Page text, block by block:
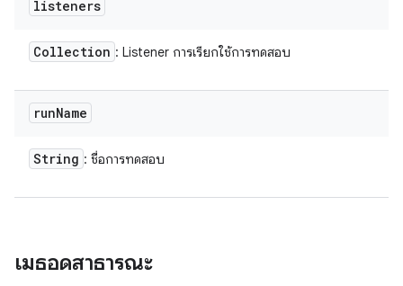
listeners
Collection : Listener การเรียกใช้การทดสอบ
runName
String : ชื่อการทดสอบ
เมธอดสาธารณะ